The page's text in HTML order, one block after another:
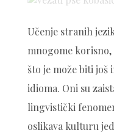
Učenje stranih
mnogome
što je može biti još
idioma. Oni su
lingvistički
oslikava kulturu